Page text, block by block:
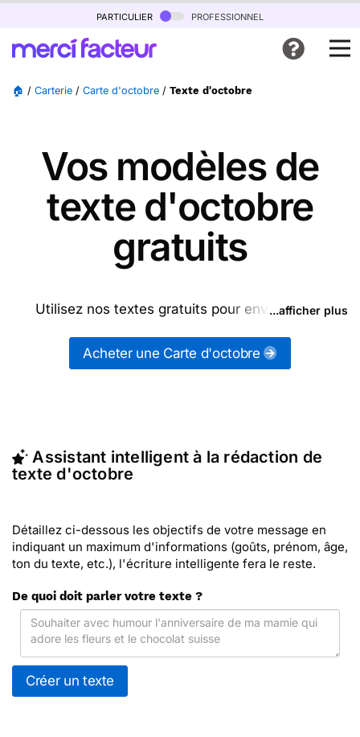
particulier professionnel
🏠 / Carterie / Carte d'octobre / Texte d'octobre
Vos modèles de
texte d'octobre
gratuits
Utilisez nos textes gratuits pour envoyer des
catégorie "Carte d'octobre") ou partagez ces
modèles de textes sur vos réseaux sociaux.
pas cher). Merci Facteur vous propose 69 modèles
imprimés de d'octobre à envoyer avec le texte de
...afficher plus
Acheter une Carte d'octobre
Assistant intelligent à la rédaction de
texte d'octobre
Détaillez ci-dessous les objectifs de votre message en
indiquant un maximum d'informations (goûts, prénom, âge,
ton du texte, etc.), l'écriture intelligente fera le reste.
De quoi doit parler votre texte ?
Créer un texte